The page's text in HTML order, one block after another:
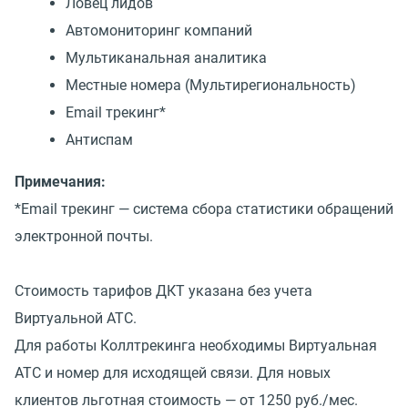
Автомониторинг компаний
Мультиканальная аналитика
Местные номера (Мультирегиональность)
Email трекинг*
Антиспам
Примечания:
*Email трекинг — система сбора статистики обращений
электронной почты.
Стоимость тарифов ДКТ указана без учета
Виртуальной АТС.
Для работы Коллтрекинга необходимы Виртуальная
АТС и номер для исходящей связи. Для новых
клиентов льготная стоимость — от 1250 руб./мес.